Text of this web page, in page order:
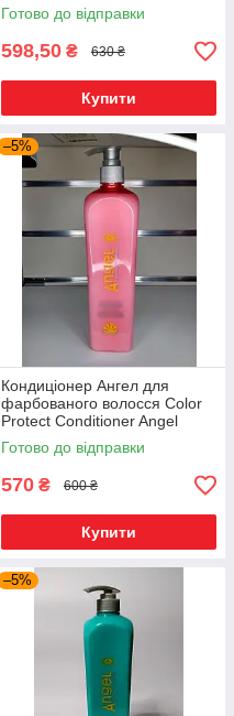
hair 250 мл
Готово до відправки
598,50 ₴ 630 ₴
Купити
–5%
Кондиціонер Ангел для
фарбованого волосся Color
Protect Conditioner Angel
Professional for colored hair
500ml
Готово до відправки
570 ₴ 600 ₴
Купити
–5%